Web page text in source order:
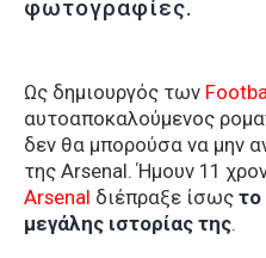
φωτογραφίες.
Ως δημιουργός των
αυτοαποκαλούμενος
δεν θα μπορούσα να μην
της Arsenal. Ήμουν 11
Arsenal διέπραξε ίσως το
μεγάλης ιστορίας της.